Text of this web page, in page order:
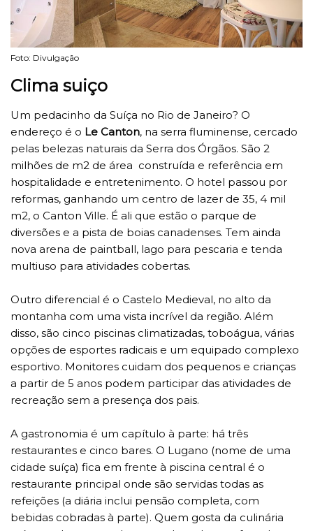
Foto: Divulgação
Clima suiço
Um pedacinho da Suíça no Rio de Janeiro? O
endereço é o Le Canton, na serra fluminense, cercado
pelas belezas naturais da Serra dos Órgãos. São 2
milhões de m2 de área construída e referência em
hospitalidade e entretenimento. O hotel passou por
reformas, ganhando um centro de lazer de 35, 4 mil
m2, o Canton Ville. É ali que estão o parque de
diversões e a pista de boias canadenses. Tem ainda
nova arena de paintball, lago para pescaria e tenda
multiuso para atividades cobertas.
Outro diferencial é o Castelo Medieval, no alto da
montanha com uma vista incrível da região. Além
disso, são cinco piscinas climatizadas, toboágua, várias
opções de esportes radicais e um equipado complexo
esportivo. Monitores cuidam dos pequenos e crianças
a partir de 5 anos podem participar das atividades de
recreação sem a presença dos pais.
A gastronomia é um capítulo à parte: há três
restaurantes e cinco bares. O Lugano (nome de uma
cidade suíça) fica em frente à piscina central é o
restaurante principal onde são servidas todas as
refeições (a diária inclui pensão completa, com
bebidas cobradas à parte). Quem gosta da culinária